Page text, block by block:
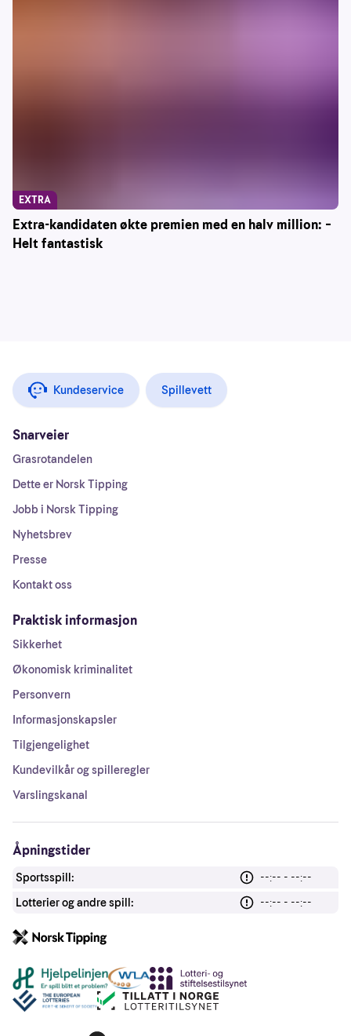
Extra-kandidaten økte premien med en halv million: –
Helt fantastisk
EXTRA
Kundeservice Spillevett
Snarveier
Grasrotandelen
Dette er Norsk Tipping
Jobb i Norsk Tipping
Nyhetsbrev
Presse
Kontakt oss
Praktisk informasjon
Sikkerhet
Økonomisk kriminalitet
Personvern
Informasjonskapsler
Tilgjengelighet
Kundevilkår og spilleregler
Varslingskanal
Åpningstider
Sportsspill:
--:-- - --:--
Lotterier og andre spill:
--:-- - --:--
Andre lenker